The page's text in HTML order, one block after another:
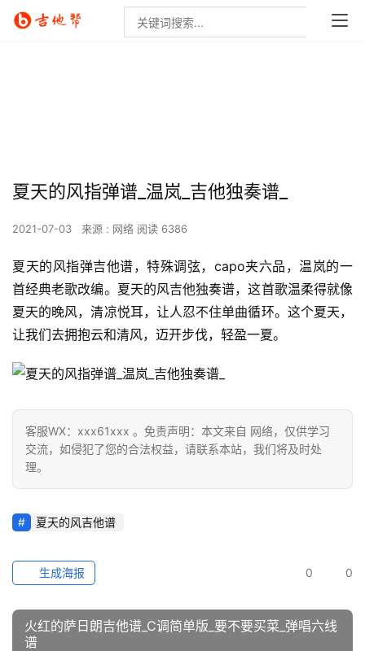
夏天的风指弹谱_温岚_吉他独奏谱_
2021-07-03 来源 : 网络 阅读 6386
夏天的风指弹吉他谱，特殊调弦，capo夹六品，温岚的一
首经典老歌改编。夏天的风吉他独奏谱，这首歌温柔得就像
夏天的晚风，清凉悦耳，让人忍不住单曲循环。这个夏天，
让我们去拥抱云和清风，迈开步伐，轻盈一夏。
客服WX：xxx61xxx 。免责声明：本文来自 网络，仅供学习
交流，如侵犯了您的合法权益，请联系本站，我们将及时处
理。
夏天的风吉他谱
0 0
生成海报
火红的萨日朗吉他谱_C调简单版_要不要买菜_弹唱六线
谱